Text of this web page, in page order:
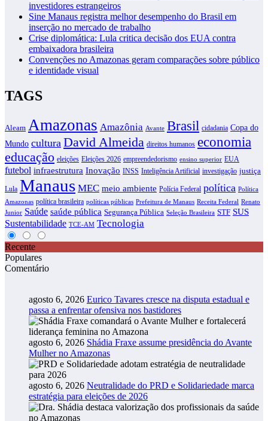
investidores estrangeiros
Sine Manaus registra melhor desempenho do Brasil em
inserção no mercado de trabalho
Crise diplomática: Lula critica decisão dos EUA contra
embaixadora brasileira
Convenções no Amazonas geram comparações sobre público
e identidade visual
TAGS
Aleam Amazonas Amazônia Avante Brasil cidadania Copa do
Mundo cultura David Almeida direitos humanos economia
educação eleições Eleições 2026 empreendedorismo ensino superior EUA
futebol infraestrutura Inovação INSS Inteligência Artificial investigação justiça
Lula Manaus MEC meio ambiente Polícia Federal política Política
Amazonas política brasileira políticas públicas Prefeitura de Manaus Receita Federal Renato
Junior Saúde saúde pública Segurança Pública Seleção Brasileira STF SUS
Sustentabilidade TCE-AM Tecnologia
Recente
Populares
Comentário
agosto 6, 2026 Eurico Tavares cresce na disputa estadual e
passa a enfrentar ofensiva nos bastidores
agosto 6, 2026 Shádia Fraxe assume presidência do Avante
Mulher no Amazonas
agosto 6, 2026 Neutralidade do PRD e Solidariedade marca
estratégia para eleições de 2026